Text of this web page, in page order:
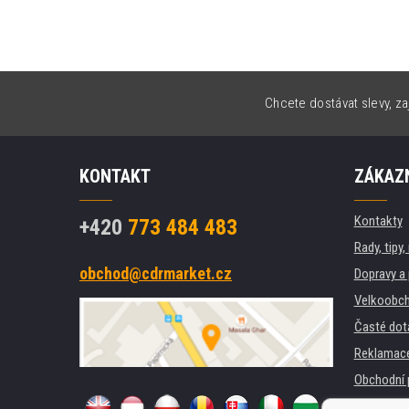
Chcete dostávat slevy,
KONTAKT
+420 773 484 483
obchod@cdrmarket.cz
Kontakty
Rady,
Dopravy
Časté
Obchodní